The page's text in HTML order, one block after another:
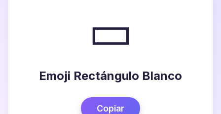
▭
Emoji Rectángulo Blanco
Copiar